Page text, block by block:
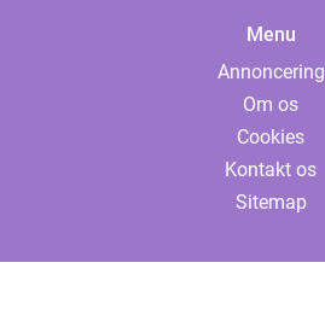
Menu
Annoncering
Om os
Cookies
Kontakt os
Sitemap